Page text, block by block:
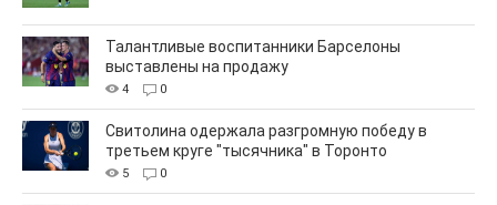
Талантливые воспитанники Барселоны
выставлены на продажу
4 0
Свитолина одержала разгромную победу в
третьем круге "тысячника" в Торонто
5 0